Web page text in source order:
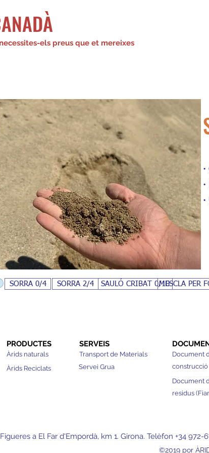
els preus que et mereixes
SORRA 0/4 SORRA 2/4 SAULÓ CRIBAT 0/10MESCLA PER
PRODUCTES
Àrids naturals
Àrids Reciclats
SERVEIS
Transport de Materials
Document
construcció
Servei Grua
Document
residus
a El Far d'Empordà, km 1. Girona. Telèfon +34 972-
©2019 por